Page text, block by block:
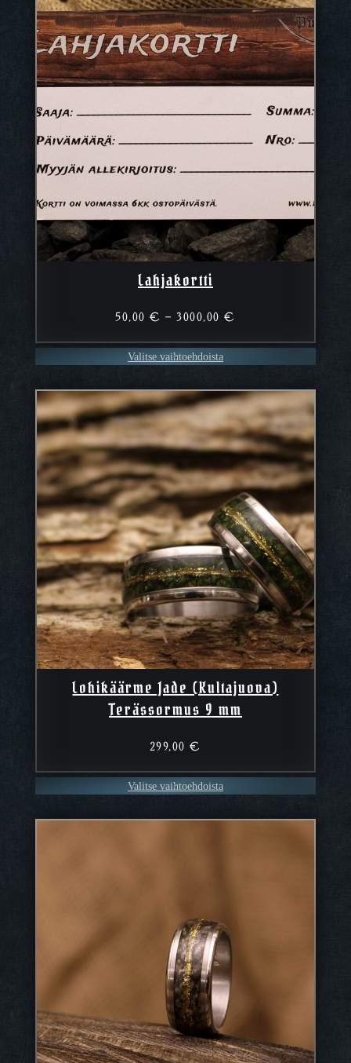
Lahjakortti
50,00€ – 3000,00€
–
3000,00 €
Valitse vaihtoehdoista
Lohikäärme Jade (Kultajuova)
Terässormus 9 mm
299,00€
Valitse vaihtoehdoista